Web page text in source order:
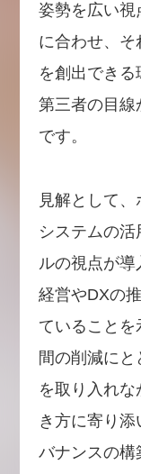
姿勢を広い視
に合わせ、
を創出でき
第三者の目線
です。
見解として
システムの
ルの視点が
経営やDXの
ていること
間の削減に
を取り入れ
き方に寄り
バナンスの構